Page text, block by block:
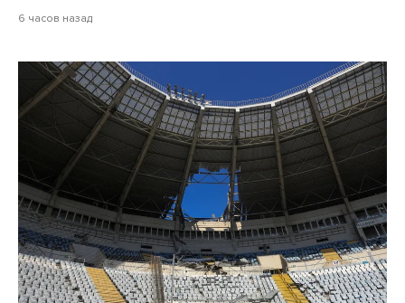
6 часов назад